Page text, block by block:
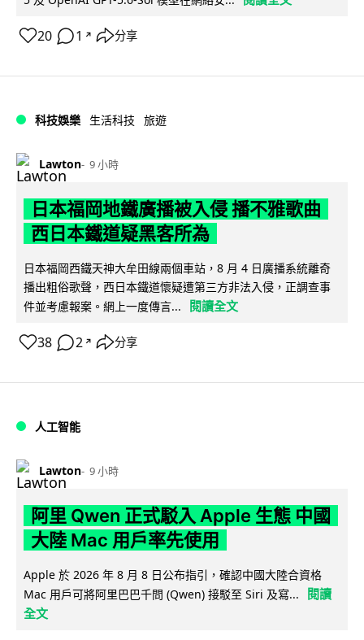
20 1 ↗ 分享
科技娛樂 生活科技 旅遊
Lawton 9 小時
日本福岡地鐵廣播被入侵 播不雅歌曲
西日本鐵道疑黑客所為
日本福岡西鐵天神大牟田線兩個車站，8 月 4 日廣播系統離奇
播出粗俗歌聲，西日本鐵道懷疑遭第三方非法入侵，正調查事
件並考慮報案。網上一度傳言...
閱讀全文
38 2 ↗ 分享
人工智能
Lawton 9 小時
阿里 Qwen 正式駁入 Apple 生態 中國
大陸 Mac 用戶率先使用
Apple 於 2026 年 8 月 8 日公布指引，確認中國大陸合資格
Mac 用戶可將阿里巴巴千問 (Qwen) 接駁至 Siri 及寫...
閱讀
全文